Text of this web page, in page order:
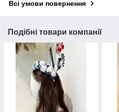
Всі умови повернення
Подібні товари компанії